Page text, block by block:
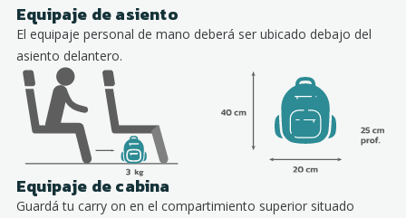
Equipaje de asiento
El equipaje personal de mano deberá ser ubicado debajo del
asiento delantero.
Equipaje de cabina
Guardá tu carry on en el compartimiento superior situado